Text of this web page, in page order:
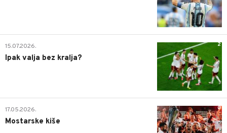
2
15.07.2026.
Ipak valja bez kralja?
0
17.05.2026.
Mostarske kiše